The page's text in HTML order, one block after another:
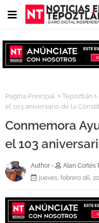
Página Principal Tepoztlán
el 103 aniversario de la
Conmemora
el 103
Author -
Alan Cortés
jueves, febrero 06,